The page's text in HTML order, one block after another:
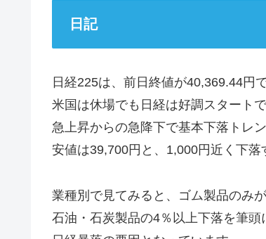
日記
日経225は、前日終値が40,369.44円
米国は休場でも日経は好調スタート
急上昇からの急降下で基本下落トレ
安値は39,700円と、1,000円近く下落
業種別で見てみると、ゴム製品のみ
石油・石炭製品の4％以上下落を筆頭